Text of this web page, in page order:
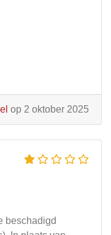
op 2 oktober 2025
beschadigd